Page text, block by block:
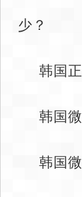
少？
韩国
韩国
韩国